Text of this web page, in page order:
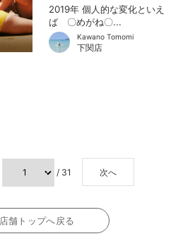
2019年 個人的な変化といえ
ば 〇めがね〇...
Kawano Tomomi
下関店
/ 31 次へ
店舗トップへ戻る